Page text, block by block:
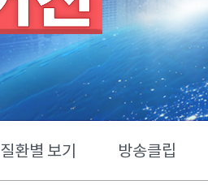
질환별 보기 방송클립